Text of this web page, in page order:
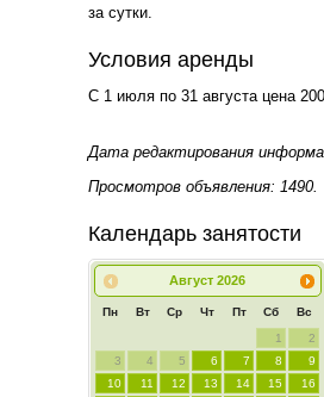
за сутки.
Условия аренды
С 1 июля по 31 августа цена
Дата редактирования
Просмотров объявления: 1490.
Календарь занятости
Август 2026
Пн Вт Ср Чт Пт Сб Вс
1
2
3
4 5 6 7 8
9
10
11 12 13 14 15
16